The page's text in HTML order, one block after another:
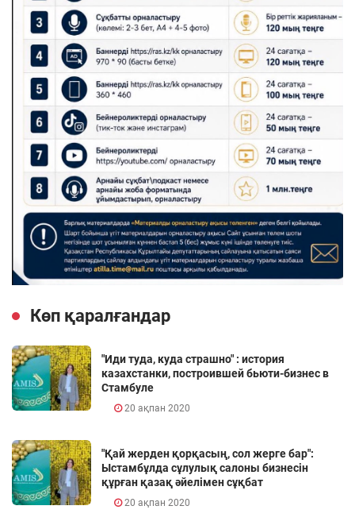
Көп қаралғандар
"Иди туда, куда страшно" : история
казахстанки, построившей бьюти-бизнес в
Стамбуле
20 ақпан 2020
"Қай жерден қорқасың, сол жерге бар":
Ыстамбұлда сұлулық салоны бизнесін
құрған қазақ әйелімен сұқбат
20 ақпан 2020